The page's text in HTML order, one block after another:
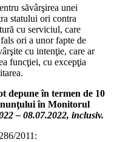
săvârşirea unei
statului ori contra
cu serviciul, care
ori a unor fapte de
cu intenţie, care ar
funcţiei, cu excepţia
depune în termen de 10
în Monitorul
– 08.07.2022, inclusiv.
2011: